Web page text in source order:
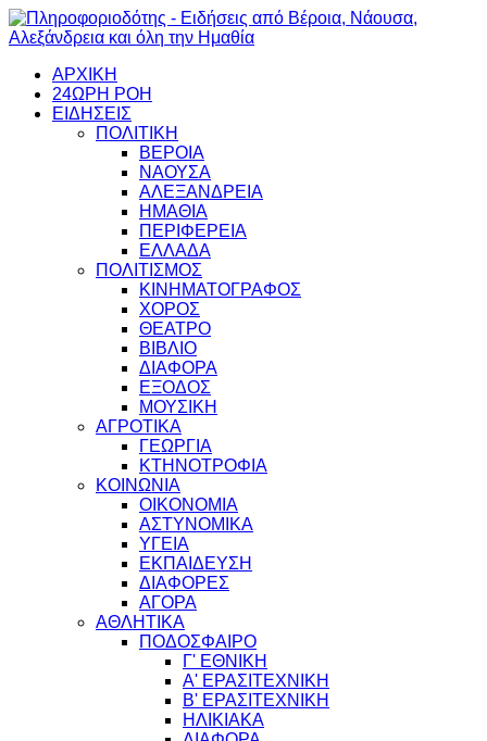
ΑΡΧΙΚΗ
24ΩΡΗ ΡΟΗ
ΕΙΔΗΣΕΙΣ
ΠΟΛΙΤΙΚΗ
ΒΕΡΟΙΑ
ΝΑΟΥΣΑ
ΑΛΕΞΑΝΔΡΕΙΑ
ΗΜΑΘΙΑ
ΠΕΡΙΦΕΡΕΙΑ
ΕΛΛΑΔΑ
ΠΟΛΙΤΙΣΜΟΣ
ΚΙΝΗΜΑΤΟΓΡΑΦΟΣ
ΧΟΡΟΣ
ΘΕΑΤΡΟ
ΒΙΒΛΙΟ
ΔΙΑΦΟΡΑ
ΕΞΟΔΟΣ
ΜΟΥΣΙΚΗ
ΑΓΡΟΤΙΚΑ
ΓΕΩΡΓΙΑ
ΚΤΗΝΟΤΡΟΦΙΑ
ΚΟΙΝΩΝΙΑ
ΟΙΚΟΝΟΜΙΑ
ΑΣΤΥΝΟΜΙΚΑ
ΥΓΕΙΑ
ΕΚΠΑΙΔΕΥΣΗ
ΔΙΑΦΟΡΕΣ
ΑΓΟΡΑ
ΑΘΛΗΤΙΚΑ
ΠΟΔΟΣΦΑΙΡΟ
Γ' ΕΘΝΙΚΗ
Α' ΕΡΑΣΙΤΕΧΝΙΚΗ
Β' ΕΡΑΣΙΤΕΧΝΙΚΗ
ΗΛΙΚΙΑΚΑ